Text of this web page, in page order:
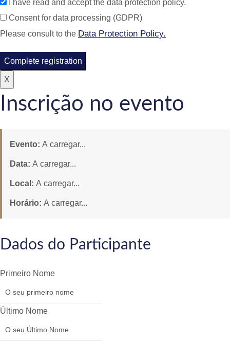
I have read and accept the data protection policy.
Consent for data processing (GDPR)
Please consult to the Data Protection Policy.
Complete registration
X
Inscrição no evento
Evento: A carregar...
Data: A carregar...
Local: A carregar...
Horário: A carregar...
Dados do Participante
Primeiro Nome
Último Nome